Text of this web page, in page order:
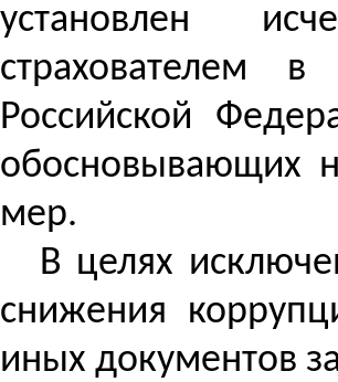
установлен
страхователем
Российской
обосновывающих
мер.
В целях
снижения
иных документов